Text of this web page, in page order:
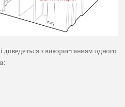
доведеться з використанням одного